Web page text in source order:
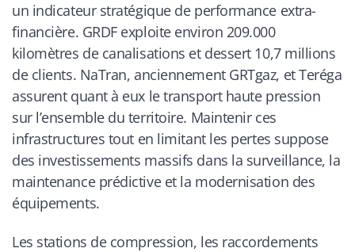
un indicateur stratégique de performance extra-
financière. GRDF exploite environ 209.000
kilomètres de canalisations et dessert 10,7 millions
de clients. NaTran, anciennement GRTgaz, et Teréga
assurent quant à eux le transport haute pression
sur l’ensemble du territoire. Maintenir ces
infrastructures tout en limitant les pertes suppose
des investissements massifs dans la surveillance, la
maintenance prédictive et la modernisation des
équipements.
Les stations de compression, les raccordements